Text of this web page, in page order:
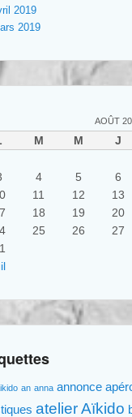
2019
2019
AOÛT
M M J
4 5 6
11 12 13
18 19 20
25 26 27
an anna annonce
atelierAïkido